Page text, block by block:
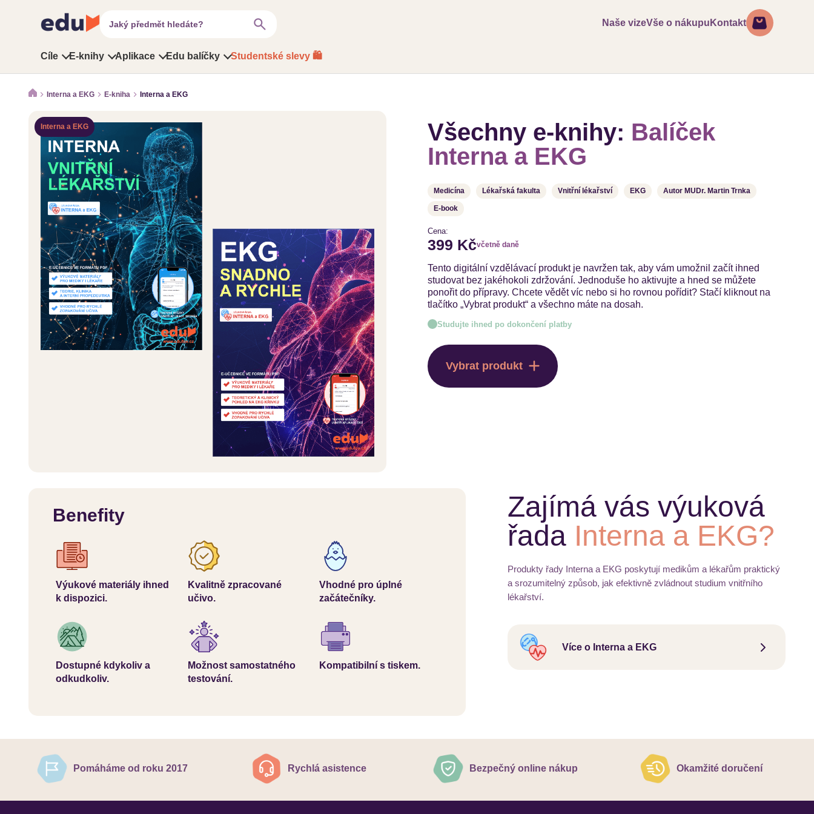
Jaký předmět hledáte? search Naše vizeVše o nákupu Kontakt
Cíle E-knihy Aplikace Edu balíčky Studentské slevy 🛍️
Interna a EKG E-kniha Interna a EKG
Interna a EKG Všechny e-knihy: Balíček
Interna a EKG
Medicína Lékařská fakulta Vnitřní lékařství EKG Autor MUDr. Martin Trnka
E-book
Cena:
399 Kčvčetně daně
Tento digitální vzdělávací produkt je navržen tak, aby vám umožnil začít ihned
studovat bez jakéhokoli zdržování. Jednoduše ho aktivujte a hned se můžete
ponořit do přípravy. Chcete vědět víc nebo si ho rovnou pořídit? Stačí kliknout na
tlačítko „Vybrat produkt“ a všechno máte na dosah.
Studujte ihned po dokončení platby
Vybrat produkt
Benefity
Výukové materiály ihned
k dispozici.
Kvalitně zpracované
učivo.
Vhodné pro úplné
začátečníky.
Dostupné kdykoliv a
odkudkoliv.
Možnost samostatného
testování.
Kompatibilní s tiskem.
Zajímá vás výuková
řada Interna a EKG?
Produkty řady Interna a EKG poskytují medikům a lékařům praktický
a srozumitelný způsob, jak efektivně zvládnout studium vnitřního
lékařství.
Více o Interna a EKG
Pomáháme od roku 2017 Rychlá asistence Bezpečný online nákup Okamžité doručení